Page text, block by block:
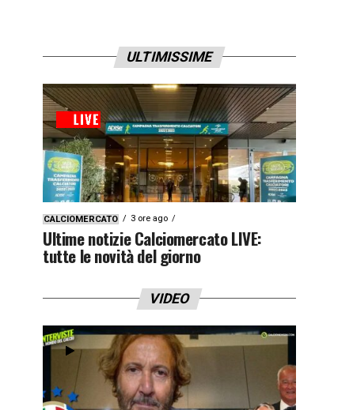
ULTIMISSIME
CALCIOMERCATO 3 ore ago
Ultime notizie Calciomercato LIVE:
tutte le novità del giorno
VIDEO